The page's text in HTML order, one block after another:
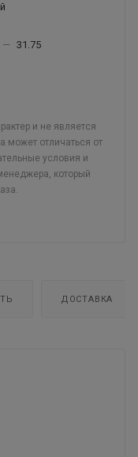
— 31.75
и не является
может отличаться от
условия и
который
ДОСТАВКА